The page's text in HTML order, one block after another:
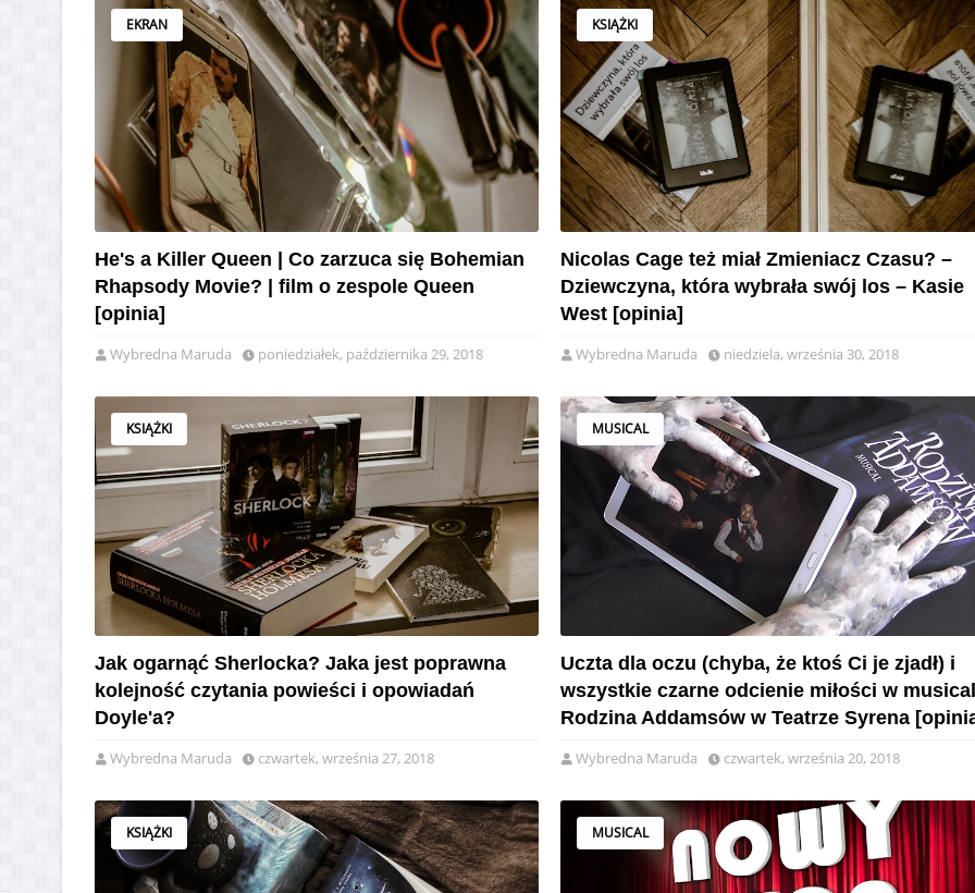
EKRAN
He's a Killer Queen | Co zarzuca się Bohemian
Rhapsody Movie? | film o zespole Queen
[opinia]
Wybredna Maruda poniedziałek, października 29, 2018
KSIĄŻKI
Nicolas Cage też miał Zmieniacz Czasu? –
Dziewczyna, która wybrała swój los – Kasie
West [opinia]
Wybredna Maruda niedziela, września 30, 2018
KSIĄŻKI
Jak ogarnąć Sherlocka? Jaka jest poprawna
kolejność czytania powieści i opowiadań
Doyle'a?
Wybredna Maruda czwartek, września 27, 2018
MUSICAL
Uczta dla oczu (chyba, że ktoś Ci je zjadł) i
wszystkie czarne odcienie miłości w
Rodzina Addamsów w Teatrze Syrena
Wybredna Maruda czwartek, września 20, 2018
KSIĄŻKI MUSICAL